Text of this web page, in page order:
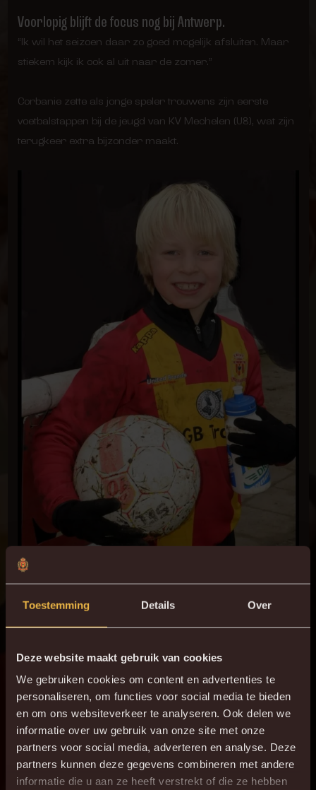
Toestemming Details Over
Deze website maakt gebruik van cookies
We gebruiken cookies om content en advertenties te
personaliseren, om functies voor social media te bieden
en om ons websiteverkeer te analyseren. Ook delen we
informatie over uw gebruik van onze site met onze
partners voor social media, adverteren en analyse. Deze
partners kunnen deze gegevens combineren met andere
informatie die u aan ze heeft verstrekt of die ze hebben
Voorlopig blijft de focus nog bij Antwerp.
“Ik wil het seizoen daar zo goed mogelijk afsluiten. Maar
stiekem kijk ik ook al uit naar de zomer.”
Corbanie zette als jonge speler trouwens zijn eerste
voetbalstappen bij de jeugd van KV Mechelen (U8), wat zijn
terugkeer extra bijzonder maakt.
JONGE BELG MET DE JUISTE
MINDSET
Sportief directeur Caluwé reageert tevreden op de komst
van Corbanie:
“Kobe is een uitstekende versterking voor onze ploeg. Hij is
een jonge Belg die al enkele minuten in onze competitie